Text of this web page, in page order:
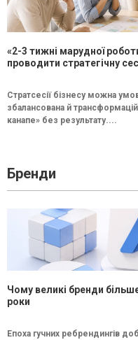
«2-3 тижні марудної
проводити стратегічну
Стратсесії бізнесу можна
збалансована й
канапе» без результату....
Бренди
Чому великі бренди
роки
Епоха гучних ребрендингів